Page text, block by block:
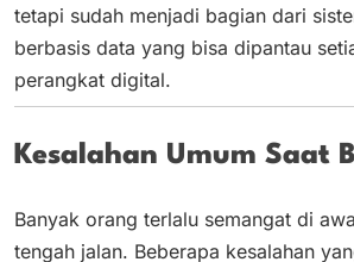
tetapi sudah menjadi bagian dari
berbasis data yang bisa dipantau
perangkat digital.
Kesalahan Umum Saat
Banyak orang terlalu semangat di
tengah jalan. Beberapa kesalahan